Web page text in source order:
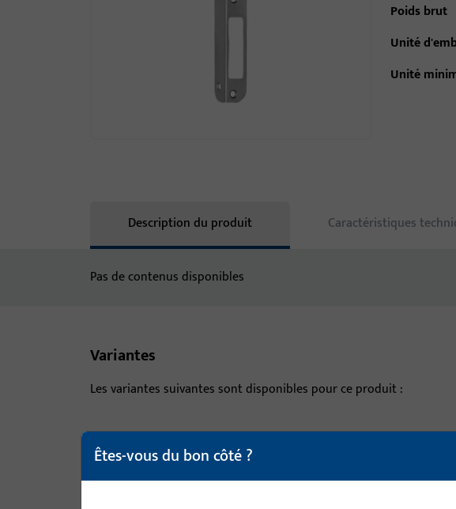
Poids brut
Unité
Unité
Description du produit
Caractéristiques
Pas de contenus disponibles
Variantes
Les variantes suivantes sont disponibles pour ce produit :
Êtes-vous du bon côté ?